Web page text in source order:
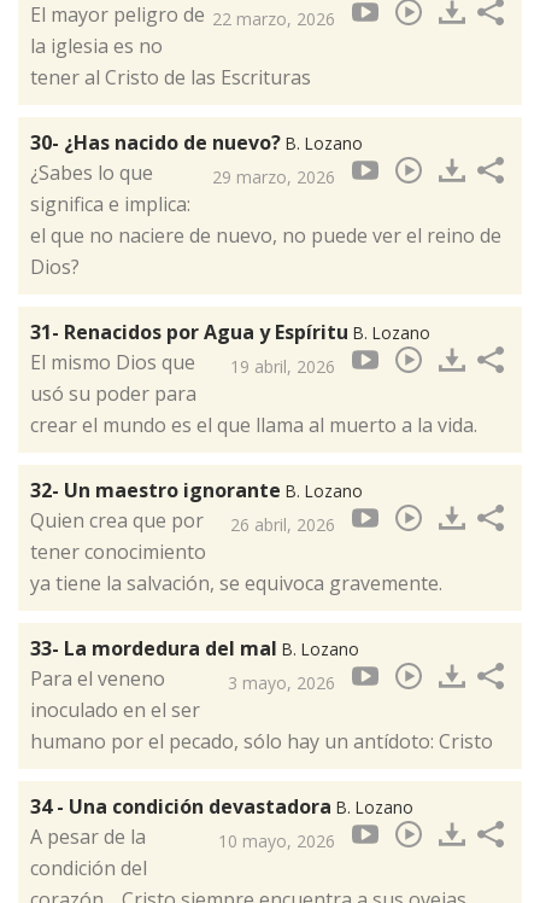
22 marzo, 2026
El mayor peligro de
la iglesia es no
tener al Cristo de las Escrituras
30- ¿Has nacido de nuevo? B. Lozano
29 marzo, 2026
¿Sabes lo que
significa e implica:
el que no naciere de nuevo, no puede ver el reino de
Dios?
31- Renacidos por Agua y Espíritu B. Lozano
19 abril, 2026
El mismo Dios que
usó su poder para
crear el mundo es el que llama al muerto a la vida.
32- Un maestro ignorante B. Lozano
26 abril, 2026
Quien crea que por
tener conocimiento
ya tiene la salvación, se equivoca gravemente.
33- La mordedura del mal B. Lozano
3 mayo, 2026
Para el veneno
inoculado en el ser
humano por el pecado, sólo hay un antídoto: Cristo
34 - Una condición devastadora B. Lozano
10 mayo, 2026
A pesar de la
condición del